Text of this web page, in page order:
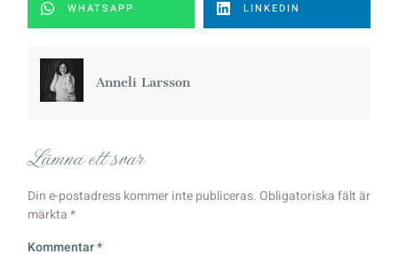
WHATSAPP LINKEDIN
Anneli Larsson
Lämna ett svar
Din e-postadress kommer inte publiceras. Obligatoriska fält är
märkta*
Kommentar*